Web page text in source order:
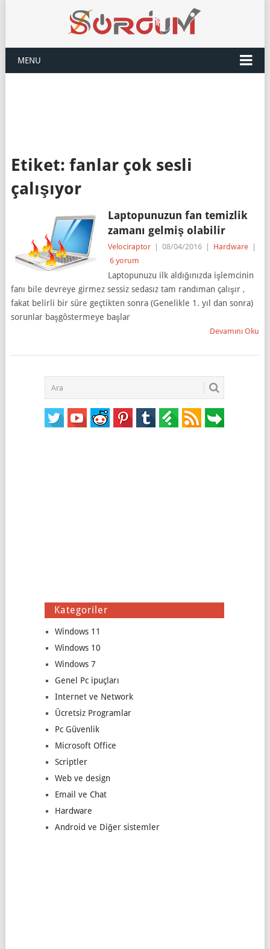
MENU
Etiket: fanlar çok sesli
çalışıyor
Laptopunuzun fan temizlik
zamanı gelmiş olabilir
Velociraptor 08/04/2016 Hardware
6 yorum
Laptopunuzu ilk aldığınızda işlemcinin
fanı bile devreye girmez sessiz sedasız tam randıman çalışır ,
fakat belirli bir süre geçtikten sonra (Genelikle 1. yıl dan sonra)
sorunlar başgöstermeye başlar
Devamını Oku
Kategoriler
Windows 11
Windows 10
Windows 7
Genel Pc ipuçları
Internet ve Network
Ücretsiz Programlar
Pc Güvenlik
Microsoft Office
Scriptler
Web ve design
Email ve Chat
Hardware
Android ve Diğer sistemler